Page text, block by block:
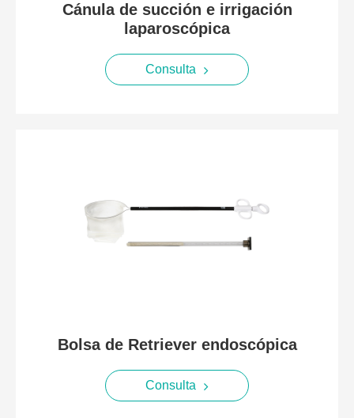
Cánula de succión e irrigación
laparoscópica
Consulta
Bolsa de Retriever endoscópica
Consulta